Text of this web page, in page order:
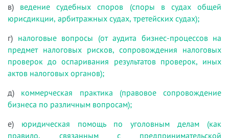
в) ведение судебных споров (споры в судах общей
юрисдикции, арбитражных судах, третейских судах);
г) налоговые вопросы (от аудита бизнес-процессов на
предмет налоговых рисков, сопровождения налоговых
проверок до оспаривания результатов проверок, иных
актов налоговых органов);
д) коммерческая практика (правовое сопровождение
бизнеса по различным вопросам);
е) юридическая помощь по уголовным делам (как
правило, связанным с предпринимательской